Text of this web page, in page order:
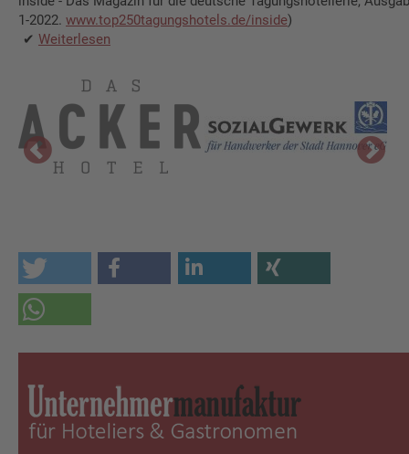
1-2022. www.top250tagungshotels.de/inside)
Weiterlesen